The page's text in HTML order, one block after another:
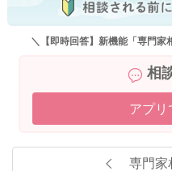
＼【即時回答】新機能「専門家
相
アプリ
専門家